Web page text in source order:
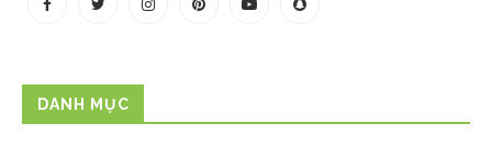
DANH MỤC